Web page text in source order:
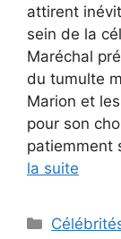
attirent
sein de la
Maréchal
du tumulte
Marion et
pour son
patiemment
la suite